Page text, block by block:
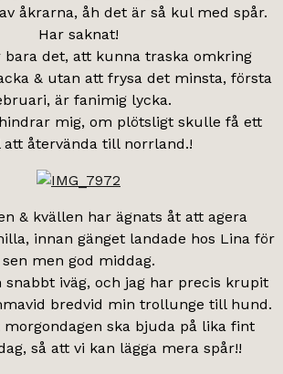
åkrarna, åh det är så kul med spår.
Har saknat!
bara det, att kunna traska omkring
& utan att frysa det minsta, första
är fanimig lycka.
mig, om plötsligt skulle få ett
att återvända till norrland.!
& kvällen har ägnats åt att agera
innan gänget landade hos Lina för
sen men god middag.
iväg, och jag har precis krupit
bredvid min trollunge till hund.
morgondagen ska bjuda på lika fint
så att vi kan lägga mera spår!!